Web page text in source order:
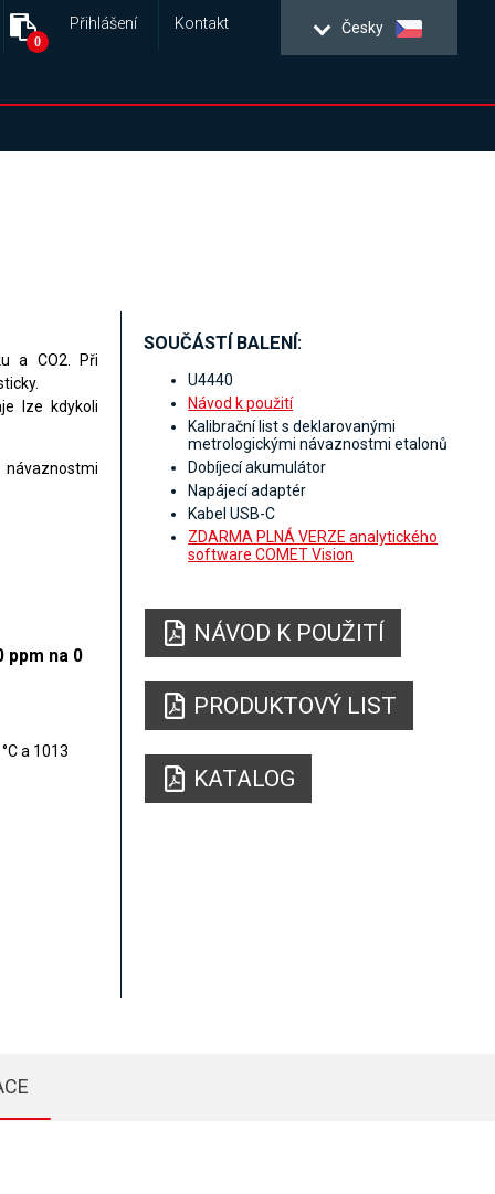
Česky
Přihlášení Kontakt
0
a CO2. Při
lze kdykoli
ppm na 0
a 1013
SOUČÁSTÍ BALENÍ:
U4440
Návod k použití
Kalibrační list s deklarovanými
metrologickými návaznostmi etalonů
Dobíjecí akumulátor
Napájecí adaptér
Kabel USB-C
ZDARMA PLNÁ VERZE analytického
software COMET Vision
NÁVOD K POUŽITÍ
PRODUKTOVÝ LIST
KATALOG